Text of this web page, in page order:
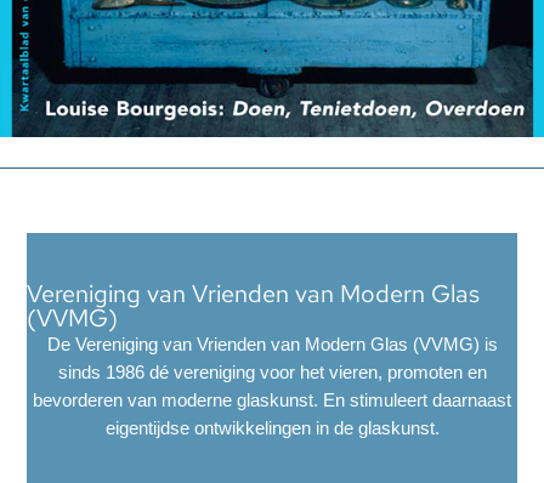
Vereniging van Vrienden van Modern Glas
(VVMG)
De Vereniging van Vrienden van Modern Glas (VVMG) is
sinds 1986 dé vereniging voor het vieren, promoten en
bevorderen van moderne glaskunst. En stimuleert daarnaast
eigentijdse ontwikkelingen in de glaskunst.